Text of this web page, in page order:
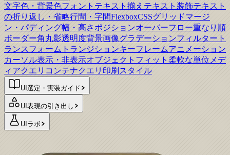
文字色・背景色フォント テキスト揃え テキスト装飾テキスト
の折り返し・省略行間・字間FlexboxCSSグリッドマージ
ン・パディング幅・高さ ポジションオーバーフロー重なり順
ボーダー角丸影透明度背景画像グラデーションフィルター ト
ランスフォーム トランジションキーフレームアニメーション
カーソル表示・非表示オブジェクトフィット 柔軟な単位 メデ
ィアクエリ コンテナクエリ 印刷スタイル
UI選定・実装ガイド
UI表現の引き出し
UIラボ